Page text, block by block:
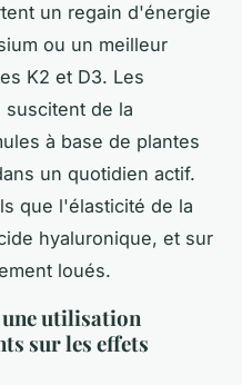
un regain d'énergie
ou un meilleur
K2 et D3. Les
de la
à base de plantes
un quotidien actif.
que l'élasticité de la
hyaluronique, et sur
loués.
utilisation
sur les effets